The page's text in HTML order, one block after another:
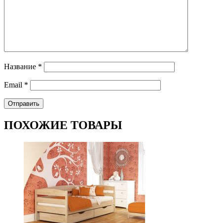
Название *
Email *
ПОХОЖИЕ ТОВАРЫ